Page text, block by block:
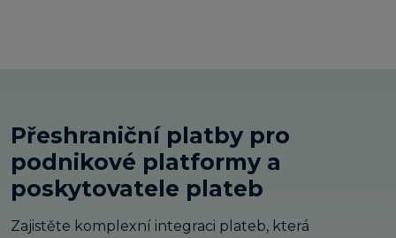
Přeshraniční platby pro
podnikové platformy a
poskytovatele plateb
Zajistěte komplexní integraci plateb, která